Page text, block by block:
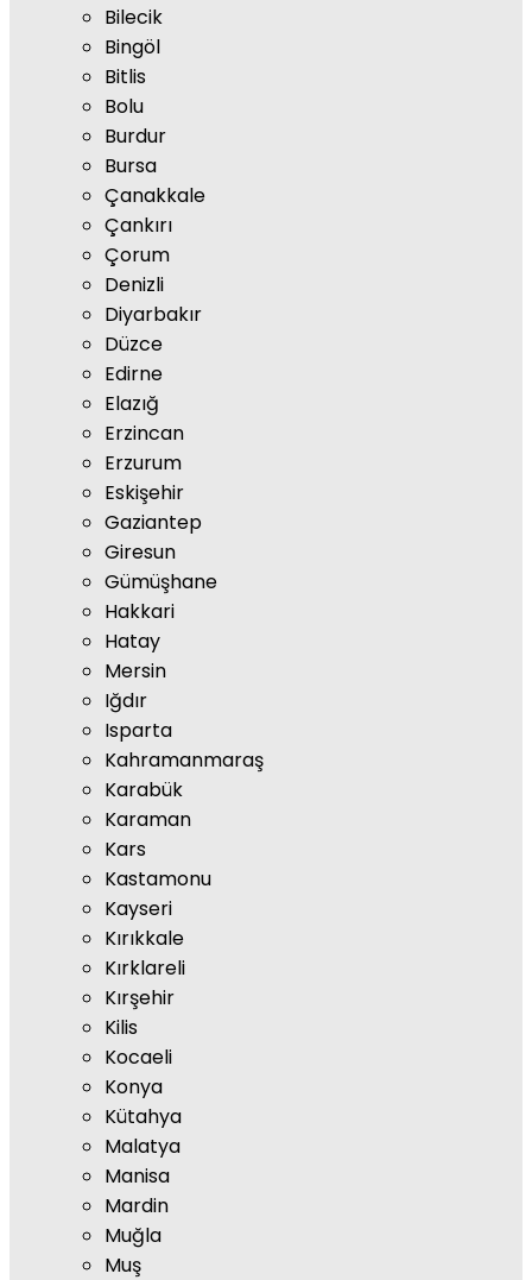
Bilecik
Bingöl
Bitlis
Bolu
Burdur
Bursa
Çanakkale
Çankırı
Çorum
Denizli
Diyarbakır
Düzce
Edirne
Elazığ
Erzincan
Erzurum
Eskişehir
Gaziantep
Giresun
Gümüşhane
Hakkari
Hatay
Mersin
Iğdır
Isparta
Kahramanmaraş
Karabük
Karaman
Kars
Kastamonu
Kayseri
Kırıkkale
Kırklareli
Kırşehir
Kilis
Kocaeli
Konya
Kütahya
Malatya
Manisa
Mardin
Muğla
Muş